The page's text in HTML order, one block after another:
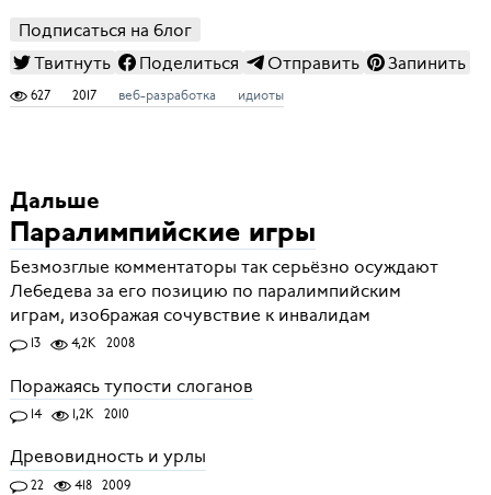
Подписаться на блог
Твитнуть
Поделиться Отправить Запинить
627 2017 веб-разработка идиоты
Дальше
Паралимпийские игры
Безмозглые комментаторы так серьёзно осуждают
Лебедева за его позицию по паралимпийским
играм, изображая сочувствие к инвалидам
13 4,2K 2008
Поражаясь тупости слоганов
14 1,2K 2010
Древовидность и урлы
22 418 2009